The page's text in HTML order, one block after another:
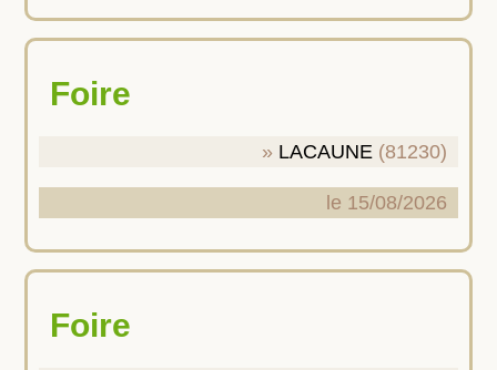
Foire
LACAUNE (81230)
le 15/08/2026
Foire